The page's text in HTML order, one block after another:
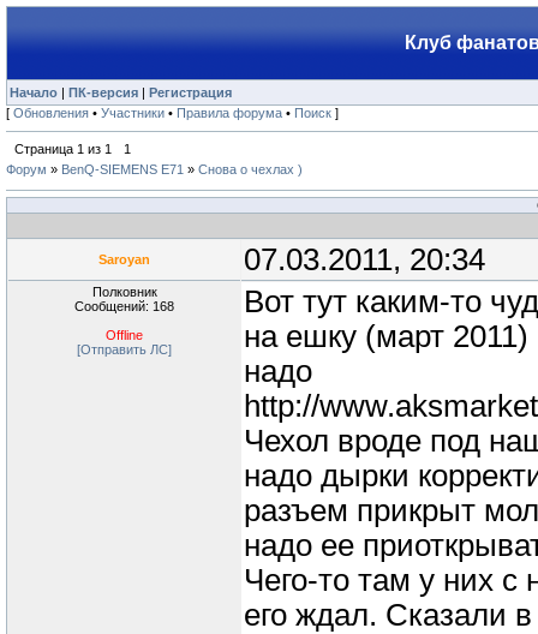
Клуб
Начало | ПК-версия | Регистрация
[ Обновления • Участники • Правила форума • Поиск ]
Страница 1 из 1
1
Форум » BenQ-SIEMENS E71 » Снова о чехлах )
Saroyan 07.03.2011, 20:34
Полковник
Сообщений: 168
Offline
[Отправить ЛС]
Вот тут каким-то
на ешку (март
надо
http://
Чехол вроде под
надо дырки
разъем прикрыт
надо ее
Чего-то там у них
его ждал. Сказали